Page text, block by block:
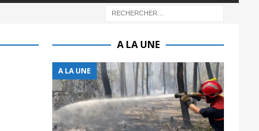
A LA UNE
A LA UNE